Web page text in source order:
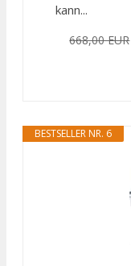
kann...
668,00 EUR
BESTSELLER NR. 6